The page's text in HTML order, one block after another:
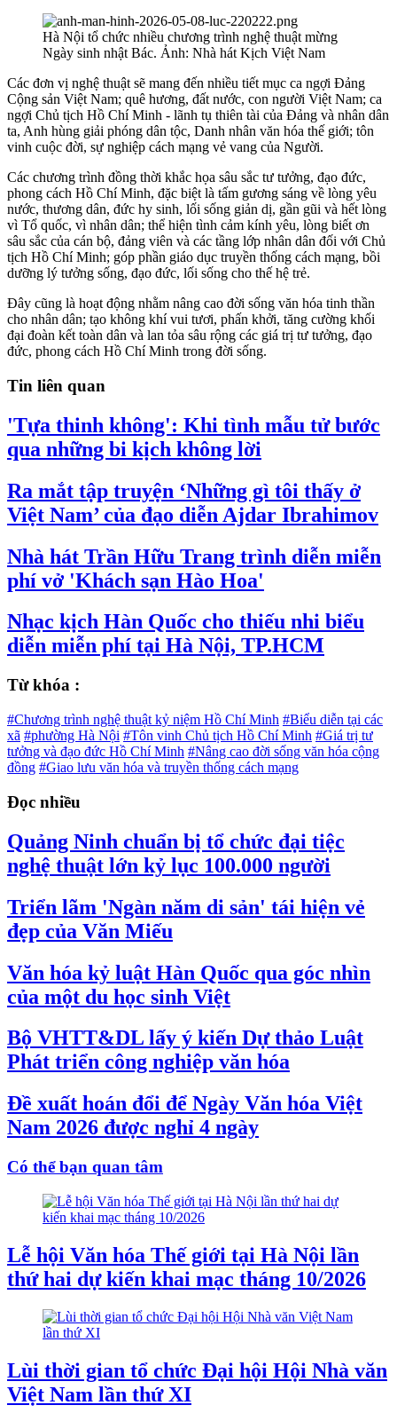
Hà Nội tổ chức nhiều chương trình nghệ thuật mừng
Ngày sinh nhật Bác. Ảnh: Nhà hát Kịch Việt Nam
Các đơn vị nghệ thuật sẽ mang đến nhiều tiết mục ca ngợi Đảng
Cộng sản Việt Nam; quê hương, đất nước, con người Việt Nam; ca
ngợi Chủ tịch Hồ Chí Minh - lãnh tụ thiên tài của Đảng và nhân dân
ta, Anh hùng giải phóng dân tộc, Danh nhân văn hóa thế giới; tôn
vinh cuộc đời, sự nghiệp cách mạng vẻ vang của Người.
Các chương trình đồng thời khắc họa sâu sắc tư tưởng, đạo đức,
phong cách Hồ Chí Minh, đặc biệt là tấm gương sáng về lòng yêu
nước, thương dân, đức hy sinh, lối sống giản dị, gần gũi và hết lòng
vì Tổ quốc, vì nhân dân; thể hiện tình cảm kính yêu, lòng biết ơn
sâu sắc của cán bộ, đảng viên và các tầng lớp nhân dân đối với Chủ
tịch Hồ Chí Minh; góp phần giáo dục truyền thống cách mạng, bồi
dưỡng lý tưởng sống, đạo đức, lối sống cho thế hệ trẻ.
Đây cũng là hoạt động nhằm nâng cao đời sống văn hóa tinh thần
cho nhân dân; tạo không khí vui tươi, phấn khởi, tăng cường khối
đại đoàn kết toàn dân và lan tỏa sâu rộng các giá trị tư tưởng, đạo
đức, phong cách Hồ Chí Minh trong đời sống.
Tin liên quan
'Tựa thinh không': Khi tình mẫu tử bước
qua những bi kịch không lời
Ra mắt tập truyện ‘Những gì tôi thấy ở
Việt Nam’ của đạo diễn Ajdar Ibrahimov
Nhà hát Trần Hữu Trang trình diễn miễn
phí vở 'Khách sạn Hào Hoa'
Nhạc kịch Hàn Quốc cho thiếu nhi biểu
diễn miễn phí tại Hà Nội, TP.HCM
Từ khóa :
#Chương trình nghệ thuật kỷ niệm Hồ Chí Minh #Biểu diễn tại các
xã #phường Hà Nội #Tôn vinh Chủ tịch Hồ Chí Minh #Giá trị tư
tưởng và đạo đức Hồ Chí Minh #Nâng cao đời sống văn hóa cộng
đồng #Giao lưu văn hóa và truyền thống cách mạng
Đọc nhiều
Quảng Ninh chuẩn bị tổ chức đại tiệc
nghệ thuật lớn kỷ lục 100.000 người
Triển lãm 'Ngàn năm di sản' tái hiện vẻ
đẹp của Văn Miếu
Văn hóa kỷ luật Hàn Quốc qua góc nhìn
của một du học sinh Việt
Bộ VHTT&DL lấy ý kiến Dự thảo Luật
Phát triển công nghiệp văn hóa
Đề xuất hoán đổi để Ngày Văn hóa Việt
Nam 2026 được nghỉ 4 ngày
Có thể bạn quan tâm
Lễ hội Văn hóa Thế giới tại Hà Nội lần
thứ hai dự kiến khai mạc tháng 10/2026
Lùi thời gian tổ chức Đại hội Hội Nhà văn
Việt Nam lần thứ XI